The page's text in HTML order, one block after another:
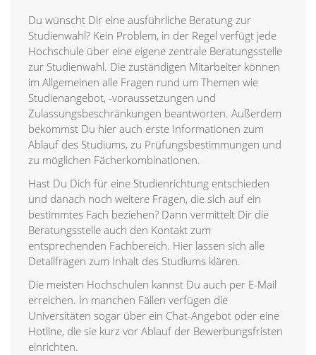
Du wünscht Dir eine ausführliche Beratung zur
Studienwahl? Kein Problem, in der Regel verfügt jede
Hochschule über eine eigene zentrale Beratungsstelle
zur Studienwahl. Die zuständigen Mitarbeiter können
im Allgemeinen alle Fragen rund um Themen wie
Studienangebot, -voraussetzungen und
Zulassungsbeschränkungen beantworten. Außerdem
bekommst Du hier auch erste Informationen zum
Ablauf des Studiums, zu Prüfungsbestimmungen und
zu möglichen Fächerkombinationen.
Hast Du Dich für eine Studienrichtung entschieden
und danach noch weitere Fragen, die sich auf ein
bestimmtes Fach beziehen? Dann vermittelt Dir die
Beratungsstelle auch den Kontakt zum
entsprechenden Fachbereich. Hier lassen sich alle
Detailfragen zum Inhalt des Studiums klären.
Die meisten Hochschulen kannst Du auch per E-Mail
erreichen. In manchen Fällen verfügen die
Universitäten sogar über ein Chat-Angebot oder eine
Hotline, die sie kurz vor Ablauf der Bewerbungsfristen
einrichten.